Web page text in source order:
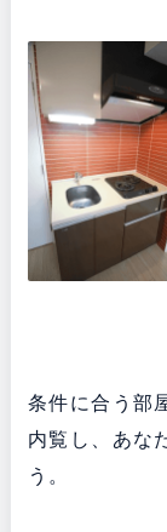
条件に合う部
内覧し、あな
う。